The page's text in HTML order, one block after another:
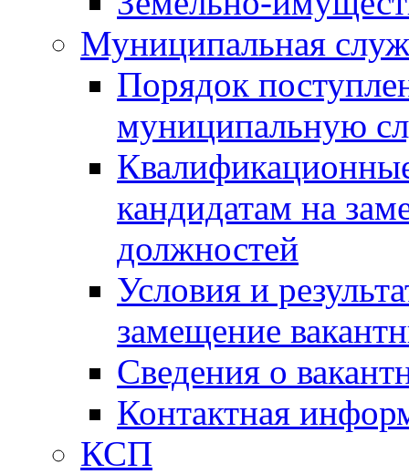
Муниципальная
Порядок
муниципальную
кандидатам на
должностей
Условия и
замещение
Сведения о
Контактная
КСП